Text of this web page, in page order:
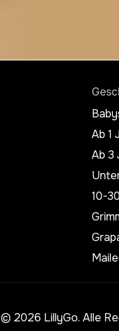
Ab 1
Ab 3
10-
2026 LillyGo. Alle